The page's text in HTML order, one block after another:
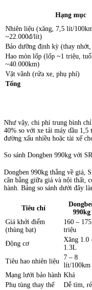
Hạng mục
Nhiên liệu (xăng, 7,5 lít/
~22.000đ/lít)
Bảo dưỡng định kỳ (thay
Hao mòn lốp (lốp ~1 triệu,
~40.000km)
Vặt vãnh (rửa xe, phụ phí)
Tổng
Như vậy, chi phí trung bình
40% so với xe tải máy dầu
đường xấu nhiều hoặc tài xế
So sánh Dongben 990kg với
Dongben 990kg thắng về giá,
cân bằng giữa giá và nội thất,
hành. Bảng so sánh dưới đây
Tiêu chí
990kg
Giá khởi điểm
(thùng bạt)
160 – 175
triệu
Động cơ
Xăng 1.0
1.3L
Tiêu hao nhiên liệu
7 – 8
lít/100km
Mạng lưới bảo hành Khá
Phụ tùng thay thế
Dễ tìm, rẻ